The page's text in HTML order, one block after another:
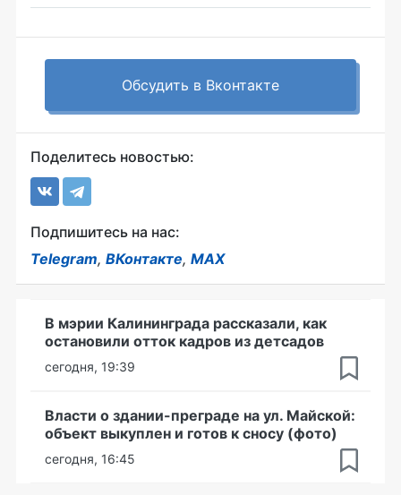
Обсудить в Вконтакте
Поделитесь новостью:
Подпишитесь на нас:
Telegram, ВКонтакте, MAX
В мэрии Калининграда рассказали, как
остановили отток кадров из детсадов
сегодня, 19:39
Власти о здании-преграде на ул. Майской:
объект выкуплен и готов к сносу (фото)
сегодня, 16:45